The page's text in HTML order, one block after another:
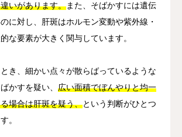
いがあります。また、そばかすには遺伝
に対し、肝斑はホルモン変動や紫外線・
な要素が大きく関与しています。
き、細かい点々が散らばっているような
かすを疑い、 広い面積でぼんやりと均一
場合は肝斑を疑う、という判断がひとつ
。